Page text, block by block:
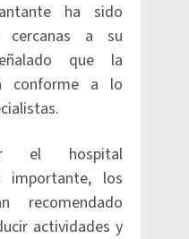
ha sido
cercanas a su
que la
conforme a lo
el hospital
importante, los
recomendado
actividades y